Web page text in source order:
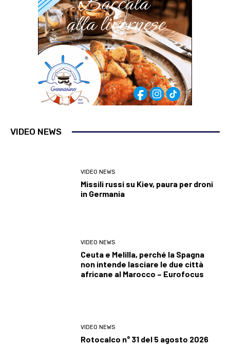
VIDEO NEWS
VIDEO NEWS
Missili russi su Kiev, paura per droni
in Germania
VIDEO NEWS
Ceuta e Melilla, perché la Spagna
non intende lasciare le due città
africane al Marocco – Eurofocus
VIDEO NEWS
Rotocalco n° 31 del 5 agosto 2026